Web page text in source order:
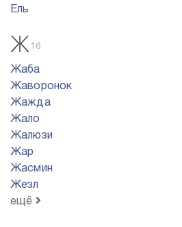
Ель
Ж16
Жаба
Жаворонок
Жажда
Жало
Жалюзи
Жар
Жасмин
Жезл
ещё